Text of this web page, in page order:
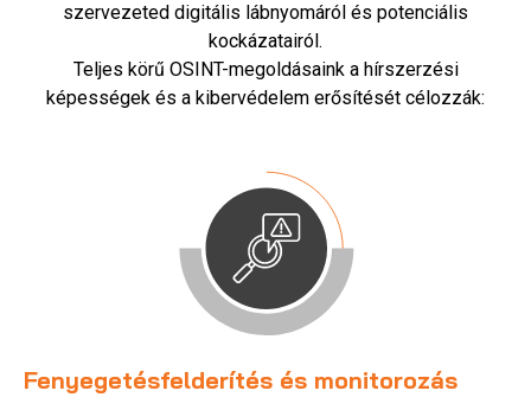
szervezeted digitális lábnyomáról és potenciális
kockázatairól.
Teljes körű OSINT-megoldásaink a hírszerzési
képességek és a kibervédelem erősítését célozzák:
Fenyegetésfelderítés és monitorozás